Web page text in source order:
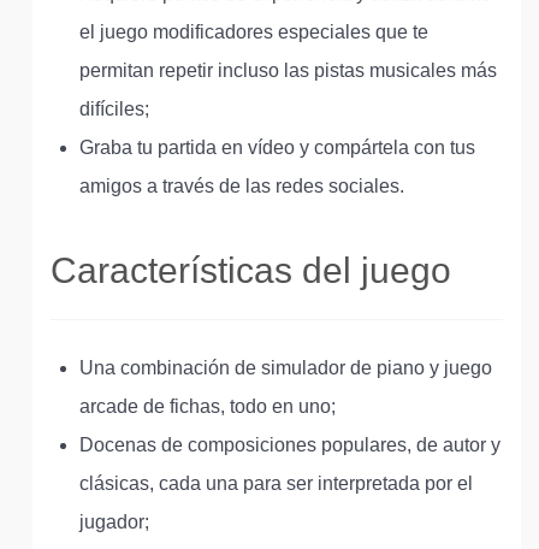
el juego modificadores especiales que te
permitan repetir incluso las pistas musicales más
difíciles;
Graba tu partida en vídeo y compártela con tus
amigos a través de las redes sociales.
Características del juego
Una combinación de simulador de piano y juego
arcade de fichas, todo en uno;
Docenas de composiciones populares, de autor y
clásicas, cada una para ser interpretada por el
jugador;